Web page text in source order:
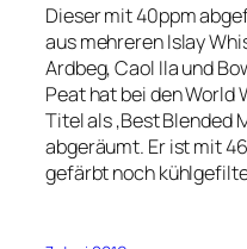
Dieser mit 40ppm
aus mehreren Islay
Ardbeg, Caol Ila und
Peat hat bei den World
Titel als ‚Best Blended
abgeräumt. Er ist mit
gefärbt noch